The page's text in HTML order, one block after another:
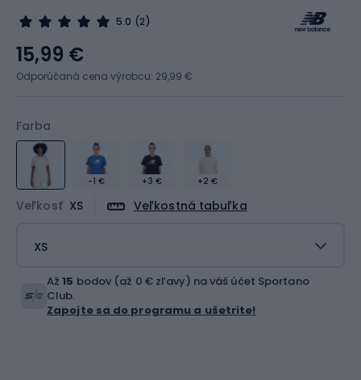
5.0 (2)
Farba
-1 € +3 € +2 €
Veľkosť XS Veľkostná tabuľka
XS
15,99 €
Odporúčaná cena výrobcu: 29,99 €
Až15 bodov (až 0 € zľavy) na váš účet Sportano
Club.
Zapojte sa do programu a ušetrite!